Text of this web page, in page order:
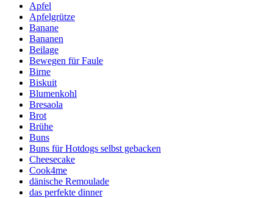
Apfel
Apfelgrütze
Banane
Bananen
Beilage
Bewegen für Faule
Birne
Biskuit
Blumenkohl
Bresaola
Brot
Brühe
Buns
Buns für Hotdogs selbst gebacken
Cheesecake
Cook4me
dänische Remoulade
das perfekte dinner